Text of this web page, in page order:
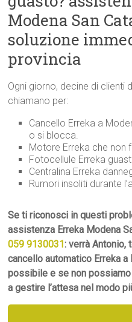
Modena San
soluzione
provincia
Ogni giorno, decine di clienti
chiamano per:
Cancello Erreka a
o si blocca.
Motore Erreka che non
Fotocellule Erreka
Centralina Erreka
Rumori insoliti durante
Se ti riconosci in questi
assistenza Erreka Modena
059 9130031: verrà
cancello automatico Erreka
possibile e se non
a gestire l’attesa nel modo